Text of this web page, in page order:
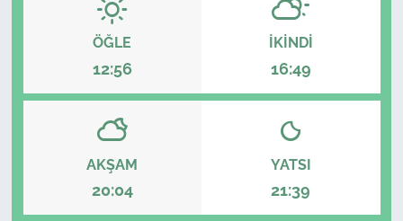
ÖĞLE
12:56
İKINDI
16:49
AKŞAM
20:04
YATSI
21:39